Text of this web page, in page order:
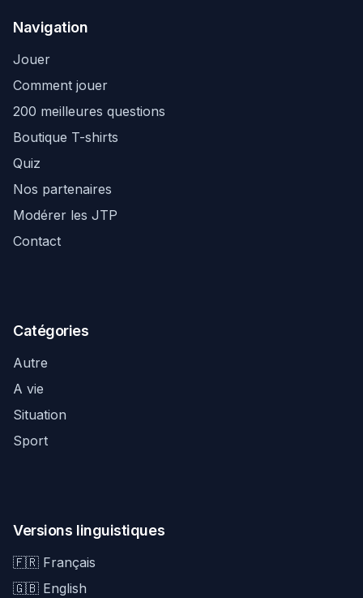
Navigation
Jouer
Comment jouer
200 meilleures questions
Boutique T-shirts
Quiz
Nos partenaires
Modérer les JTP
Contact
Catégories
Autre
A vie
Situation
Sport
Versions linguistiques
🇫🇷 Français
🇬🇧 English